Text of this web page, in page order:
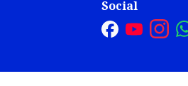
Social